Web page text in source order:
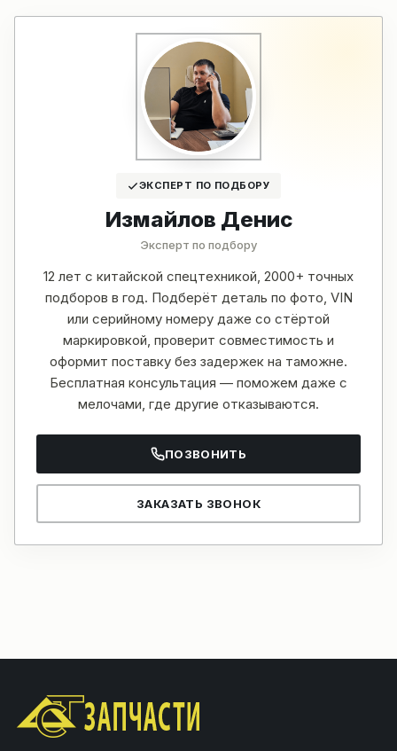
ЭКСПЕРТ ПО ПОДБОРУ
Измайлов Денис
Эксперт по подбору
12 лет с китайской спецтехникой, 2000+ точных
подборов в год. Подберёт деталь по фото, VIN
или серийному номеру даже со стёртой
маркировкой, проверит совместимость и
оформит поставку без задержек на таможне.
Бесплатная консультация — поможем даже с
мелочами, где другие отказываются.
ПОЗВОНИТЬ
ЗАКАЗАТЬ ЗВОНОК